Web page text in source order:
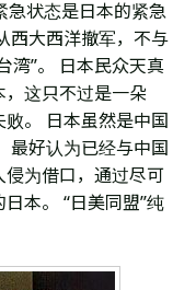
急状态是日本的紧急
西大西洋撤军，不与
湾”。 日本民众天真
这只不过是一朵
败。 日本虽然是中国
最好认为已经与中国
为借口，通过尽可
本。 “日美同盟”纯